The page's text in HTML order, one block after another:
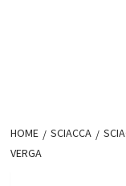
HOME SCIACCA
VERGA